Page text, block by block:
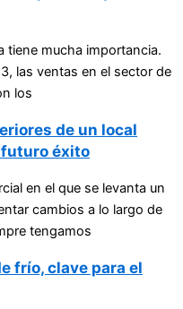
tiene mucha importancia.
las ventas en el sector de
los
de un local
éxito
en el que se levanta un
cambios a lo largo de
tengamos
frío, clave para el